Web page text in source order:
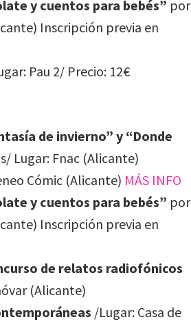
y cuentos para bebés” por
Inscripción previa en
Pau 2/ Precio: 12€
de invierno” y “Donde
Lugar: Fnac (Alicante)
Cómic (Alicante) MÁS INFO
y cuentos para bebés” por
Inscripción previa en
de relatos radiofónicos
(Alicante)
/Lugar: Casa de